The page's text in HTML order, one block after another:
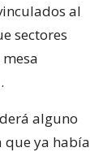
al
sectores
alguno
que ya había